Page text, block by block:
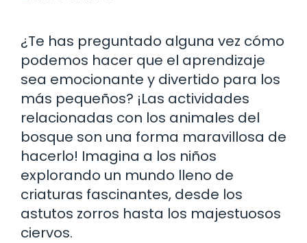
¿Te has preguntado alguna vez cómo
podemos hacer que el aprendizaje
sea emocionante y divertido para los
más pequeños? ¡Las actividades
relacionadas con los animales del
bosque son una forma maravillosa de
hacerlo! Imagina a los niños
explorando un mundo lleno de
criaturas fascinantes, desde los
astutos zorros hasta los majestuosos
ciervos.